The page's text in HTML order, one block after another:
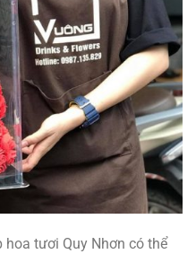
tươi Quy Nhơn có thể